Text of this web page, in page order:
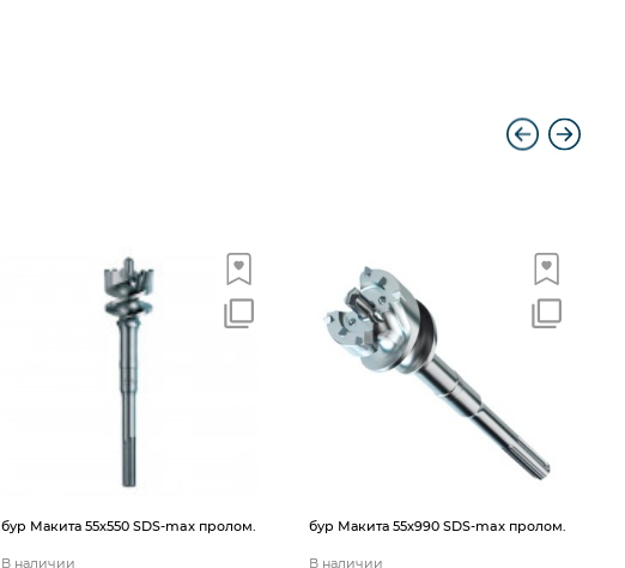
бур Макита 55х550 SDS-max пролом.
В наличии
бур Макита 55х990 SDS-max пролом.
В наличии